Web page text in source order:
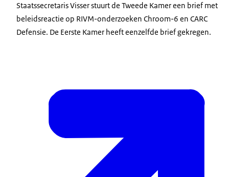
Staatssecretaris Visser stuurt de Tweede Kamer een brief met
beleidsreactie op RIVM-onderzoeken Chroom-6 en CARC
Defensie. De Eerste Kamer heeft eenzelfde brief gekregen.